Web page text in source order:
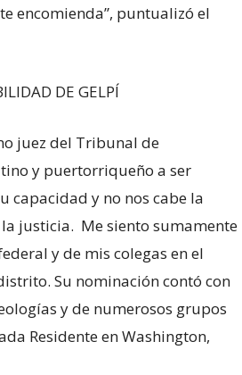
encomienda”, puntualizó el
DE GELPÍ
juez del Tribunal de
y puertorriqueño a ser
capacidad y no nos cabe la
justicia. Me siento sumamente
y de mis colegas en el
Su nominación contó con
y de numerosos grupos
Residente en Washington,